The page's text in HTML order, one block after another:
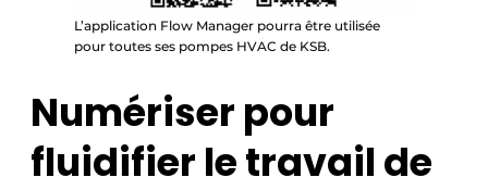
L’application Flow Manager pourra être utilisée
pour toutes ses pompes HVAC de KSB.
Numériser pour
fluidifier le travail de